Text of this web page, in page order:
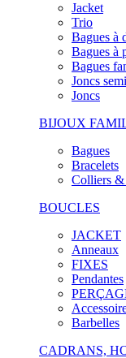
Jacket
Trio
Bagues à
Bagues à
Bagues
Joncs
Joncs
BIJOUX
Bagues
Bracelets
Colliers &
BOUCLES
JACKET
Anneaux
FIXES
Pendantes
Barbelles
CADRANS,